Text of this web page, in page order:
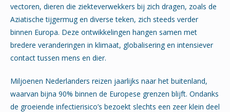
vectoren, dieren die ziekteverwekkers bij zich dragen, zoals de
Aziatische tijgermug en diverse teken, zich steeds verder
binnen Europa. Deze ontwikkelingen hangen samen met
bredere veranderingen in klimaat, globalisering en intensiever
contact tussen mens en dier.
Miljoenen Nederlanders reizen jaarlijks naar het buitenland,
waarvan bijna 90% binnen de Europese grenzen blijft. Ondanks
de groeiende infectierisico’s bezoekt slechts een zeer klein deel